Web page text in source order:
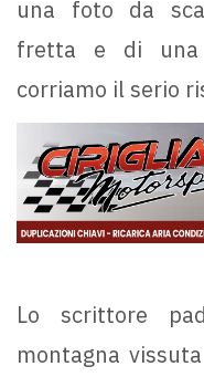
una foto da
fretta e di una
corriamo il serio
Lo scrittore
montagna